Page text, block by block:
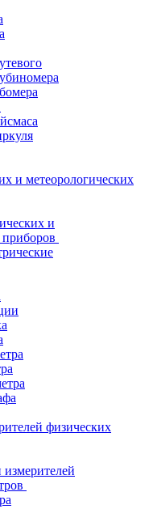
и метеорологических
и
приборов
физических